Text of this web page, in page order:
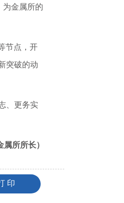
为金属所的
节点，开
突破的动
、更务实
属所所长）
印